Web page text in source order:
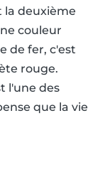
la deuxième
couleur
de fer, c'est
rouge.
l'une des
que la vie